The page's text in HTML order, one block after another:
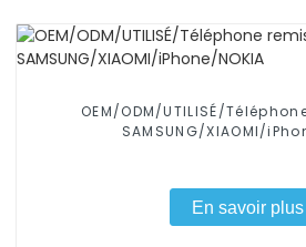
OEM/ODM/UTILISÉ/
SAMSUNG/XIAOMI/
En savoir plus